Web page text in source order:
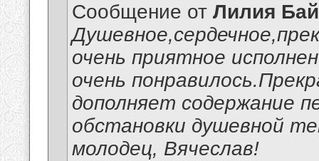
Сообщение от Лилия
очень приятное
очень
дополняет содержание
обстановки душевной
молодец, Вячеслав!